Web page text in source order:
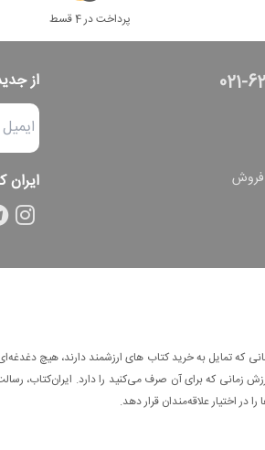
پرداخت در 4 قسط
021-
فروش
از
ایران
تمایل به خرید کتاب های ارزشمند دارند، هیچ
که برای آن صرف می‌کنید را دارد. ایران‌کتاب،
در اختیار علاقه‌مندان قرار دهد.